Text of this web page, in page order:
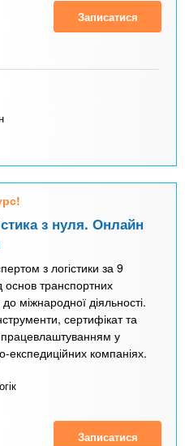
Записатися
з нуля. Онлайн
з логістики за 9
основ транспортних
міжнародної діяльності.
сертифікат та
у
експедиційних компаніях.
Записатися